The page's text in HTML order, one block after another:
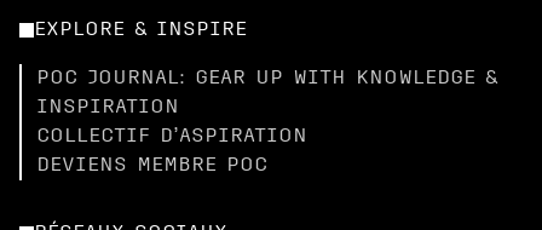
EXPLORE & INSPIRE
POC JOURNAL: GEAR UP WITH KNOWLEDGE &
INSPIRATION
COLLECTIF D’ASPIRATION
DEVIENS MEMBRE POC